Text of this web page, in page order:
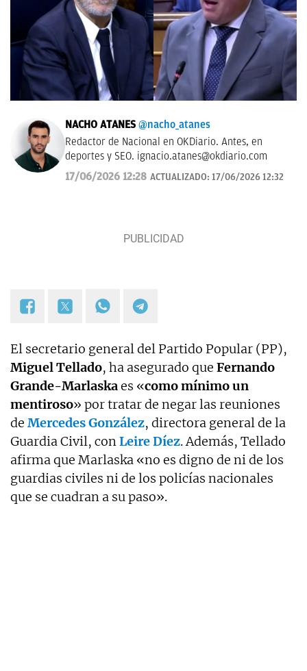
NACHO ATANES @nacho_atanes
Redactor de Nacional en OKDiario. Antes, en
deportes y SEO. ignacio.atanes@okdiario.com
17/06/2026 12:28 ACTUALIZADO: 17/06/2026 12:32
El secretario general del Partido Popular (PP),
Miguel Tellado, ha asegurado que Fernando
Grande-Marlaskaes «como mínimo un
mentiroso» por tratar de negar las reuniones
de Mercedes González, directora general de la
Guardia Civil, conLeire Díez. Además, Tellado
afirma que Marlaska «no es digno de ni de los
guardias civiles ni de los policías nacionales
que se cuadran a su paso».